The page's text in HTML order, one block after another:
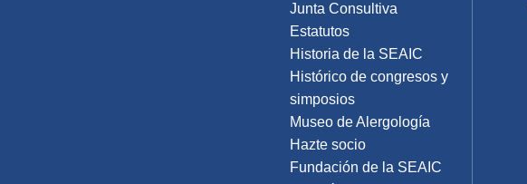
Junta Consultiva
Estatutos
Historia de la SEAIC
Histórico de congresos y
simposios
Museo de Alergología
Hazte socio
Fundación de la SEAIC